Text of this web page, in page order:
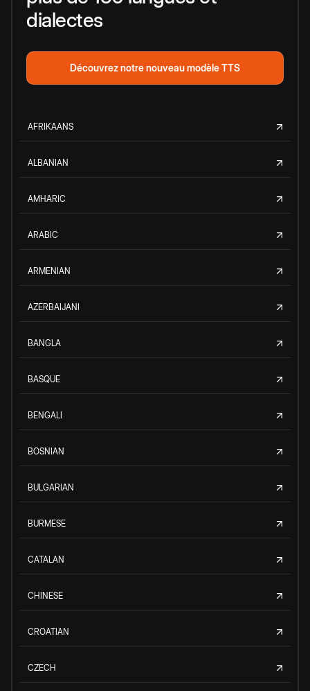
dialectes
Découvrez notre nouveau modèle TTS
AFRIKAANS
ALBANIAN
AMHARIC
ARABIC
ARMENIAN
AZERBAIJANI
BANGLA
BASQUE
BENGALI
BOSNIAN
BULGARIAN
BURMESE
CATALAN
CHINESE
CROATIAN
CZECH